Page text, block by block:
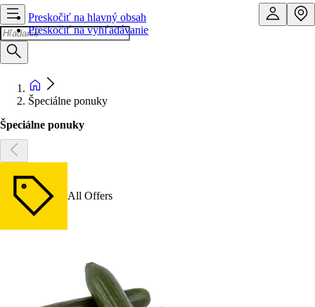
Preskočiť na hlavný obsah
Preskočiť na vyhľadávanie
Špeciálne ponuky
Špeciálne ponuky
All Offers